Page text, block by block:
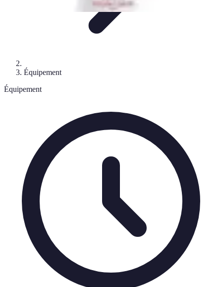
Équipement
Équipement